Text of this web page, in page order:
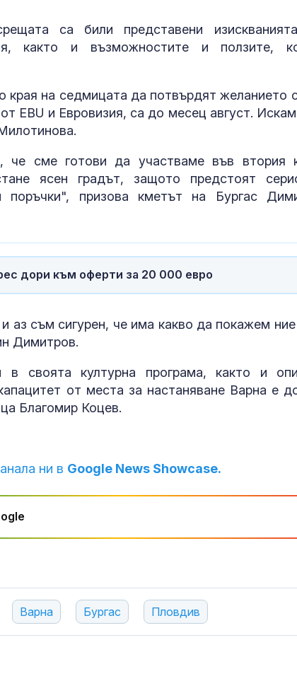
са били представени
както и възможностите и ползите,
края на седмицата да потвърдят желанието
EBU и Евровизия, са до месец август.
че сме готови да участваме във втория
ясен градът, защото предстоят
поръчки", призова кметът на Бургас
дори към оферти за 20 000 евро
аз съм сигурен, че има какво да покажем
Димитров.
своята културна програма, както и
от места за настаняване Варна е
Благомир Коцев.
ни в Google News Showcase.
Варна Бургас Пловдив
Си: Какво се случва в
Сенатът на Конгреса
на САЩ прие нови
санкции срещу Русия
Елегантност без
усилие: Джулия
Робъртс с визия за
всеки гардероб
прозрачни правила
трябва да
Кървене
трябва ли да
Почти
бебета по
кърмени